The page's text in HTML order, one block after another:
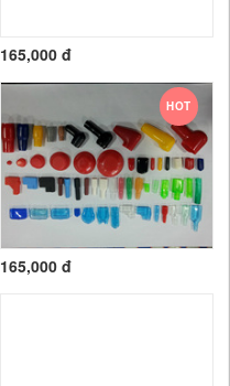
165,000 đ
HOT
165,000 đ